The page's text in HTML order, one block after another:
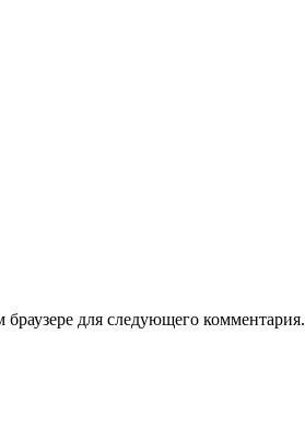
для следующего комментария.